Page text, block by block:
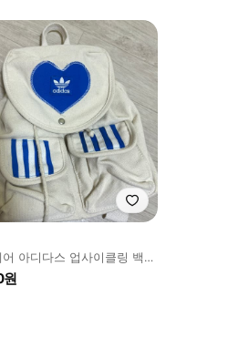
아디다스 업사이클링 백팩